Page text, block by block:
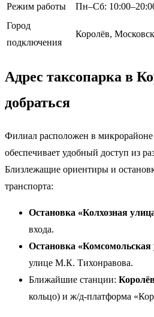
Режим работы
Пн–Сб:
Город
подключения
Королёв,
Адрес таксопарка в
добраться
Филиал расположен в микрорайоне
обеспечивает удобный доступ из
Близлежащие ориентиры и
транспорта:
Остановка «Колхозная
входа.
Остановка «Комсомольская
улице М.К. Тихонравова.
Ближайшие станции:
кольцо) и ж/д-платформа